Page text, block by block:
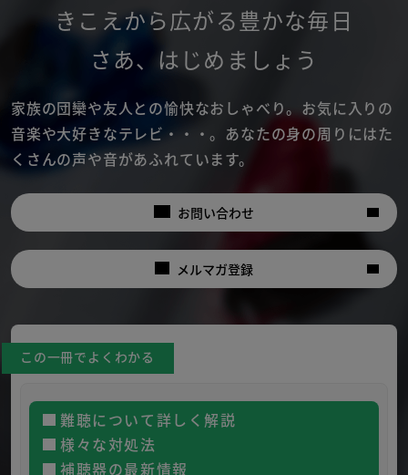
きこえから広がる豊かな毎日
さあ、 はじめましょう
家族の団欒や友人との愉快なおしゃべり。 お気に入りの
音楽や大好きなテレビ・・・。 あなたの身の周りにはた
くさんの声や音があふれています。
お問い合わせ
メルマガ登録
この一冊でよくわかる
難聴について詳しく解説
様々な対処法
補聴器の最新情報